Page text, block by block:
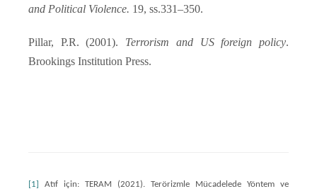
and Political Violence. 19, ss.331–350.
Pillar, P.R. (2001). Terrorism and US foreign policy.
Brookings Institution Press.
[1]
Atıf için: TERAM (2021). Terörizmle Mücadelede Yöntem ve